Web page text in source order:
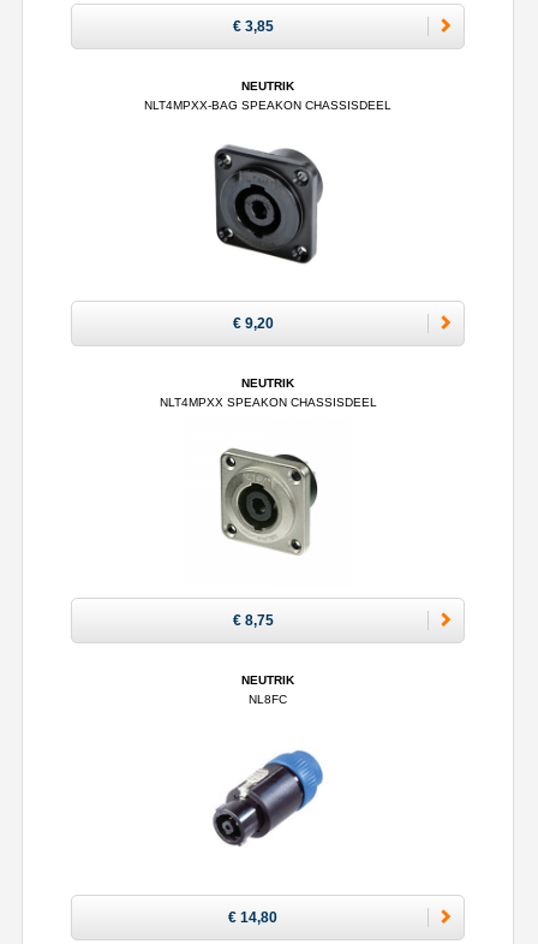
€ 3,85
NEUTRIK
NLT4MPXX-BAG SPEAKON CHASSISDEEL
€ 9,20
NEUTRIK
NLT4MPXX SPEAKON CHASSISDEEL
€ 8,75
NEUTRIK
NL8FC
€ 14,80